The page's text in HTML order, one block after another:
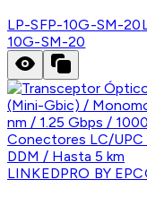
LP-SFP-10G-SM-20
10G-SM-20
LINKEDPRO BY